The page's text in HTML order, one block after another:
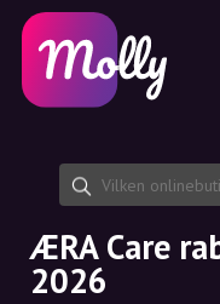
Hudvård
Hårvård
Dela rabattkod
Funktioner
Jobb
Om oss
Samarbete
Plattform
Molly till iPhone och
Molly till Android
SE
EN
SE
NO
ÆRA Care
2026